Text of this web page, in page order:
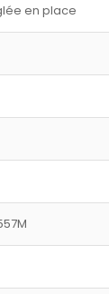
en place